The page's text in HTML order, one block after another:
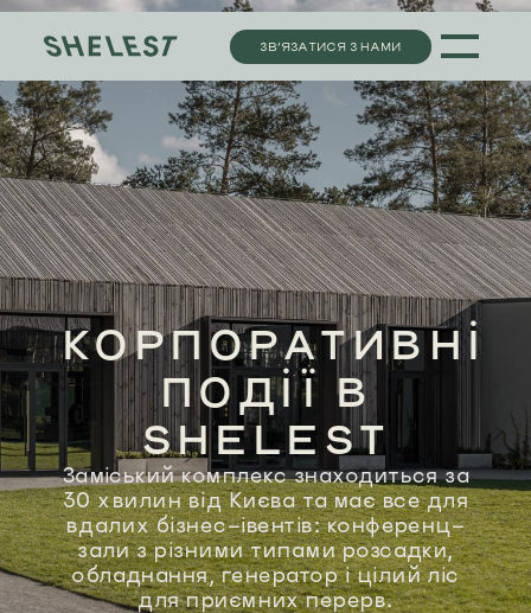
ЗВ’ЯЗАТИСЯ З НАМИ
КОРПОРАТИВНІ
ПОДІЇ В
SHELEST
Заміський комплекс знаходиться за
30 хвилин від Києва та має все для
вдалих бізнес-івентів: конференц-
зали з різними типами розсадки,
обладнання, генератор і цілий ліс
для приємних перерв.